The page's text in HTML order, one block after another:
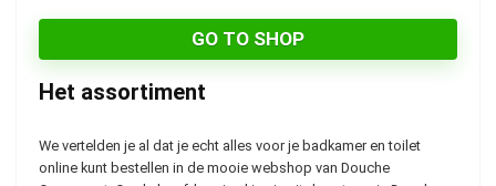
GO TO SHOP
Het assortiment
We vertelden je al dat je echt alles voor je badkamer en toilet
online kunt bestellen in de mooie webshop van Douche